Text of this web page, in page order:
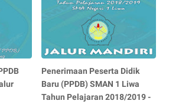
Penerimaan Peserta Didik
Baru (PPDB) SMAN 1 Liwa
Tahun Pelajaran 2018/2019 -